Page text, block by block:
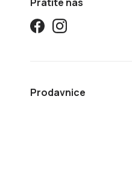
Prodavnice